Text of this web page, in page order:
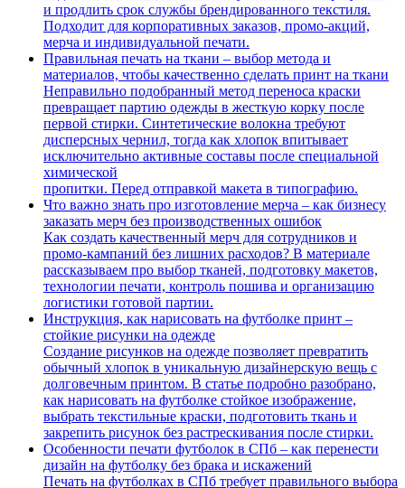
и продлить срок службы брендированного текстиля.
Подходит для корпоративных заказов, промо-акций,
мерча и индивидуальной печати.
Правильная печать на ткани – выбор метода и
материалов, чтобы качественно сделать принт на ткани
Неправильно подобранный метод переноса краски
превращает партию одежды в жесткую корку после
первой стирки. Синтетические волокна требуют
дисперсных чернил, тогда как хлопок впитывает
исключительно активные составы после специальной
химической
пропитки. Перед отправкой макета в типографию.
Что важно знать про изготовление мерча – как бизнесу
заказать мерч без производственных ошибок
Как создать качественный мерч для сотрудников и
промо-кампаний без лишних расходов? В материале
рассказываем про выбор тканей, подготовку макетов,
технологии печати, контроль пошива и организацию
логистики готовой партии.
Инструкция, как нарисовать на футболке принт –
стойкие рисунки на одежде
Создание рисунков на одежде позволяет превратить
обычный хлопок в уникальную дизайнерскую вещь с
долговечным принтом. В статье подробно разобрано,
как нарисовать на футболке стойкое изображение,
выбрать текстильные краски, подготовить ткань и
закрепить рисунок без растрескивания после стирки.
Особенности печати футболок в СПб – как перенести
дизайн на футболку без брака и искажений
Печать на футболках в СПб требует правильного выбора